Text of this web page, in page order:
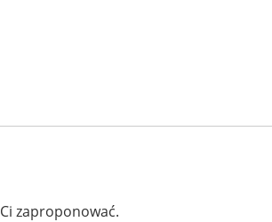
zaproponować.